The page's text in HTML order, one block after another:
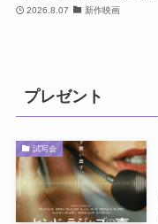
2026.8.07 新作映画
プレゼント
試写会